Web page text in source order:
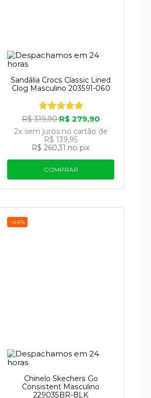
Sandália Crocs Classic Lined
Clog Masculino 203591-060
R$ 319,90R$ 279,90
2x sem juros no cartão de
R$ 139,95
R$ 260,31 no pix
COMPRAR
-44%
Chinelo Skechers Go
Consistent Masculino
229035BR-BLK